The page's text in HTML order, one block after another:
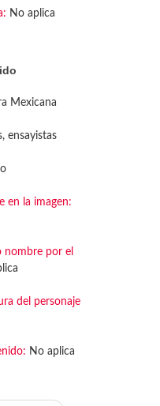
No aplica
Mexicana
ensayistas
en la imagen:
por el
del personaje
No aplica